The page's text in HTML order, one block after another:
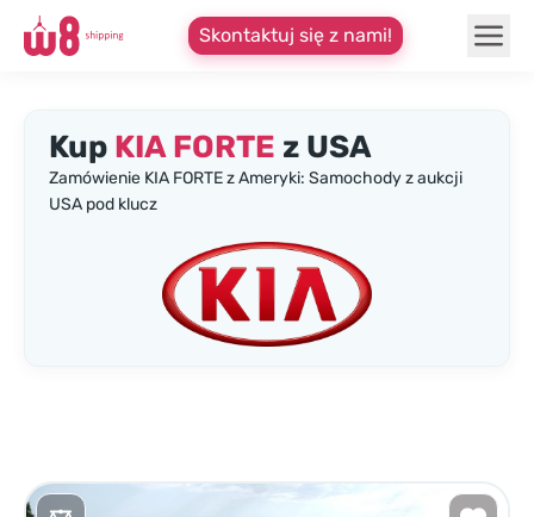
Skontaktuj się z nami!
Kup KIA FORTE z USA
Zamówienie KIA FORTE z Ameryki: Samochody z aukcji
USA pod klucz